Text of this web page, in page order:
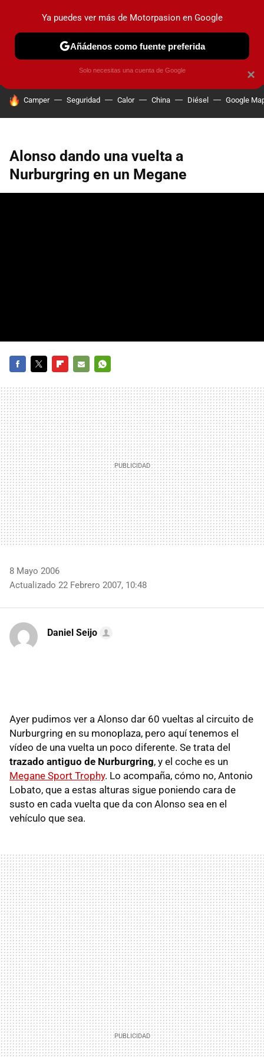
PRUEBAS COCHES ELÉCTRICOS OBSERVATORIO
HOY SE HABLA DE
Camper Seguridad Calor China Diésel Google
Alonso dando una vuelta a
Nurburgring en un Megane
MAIL
8 Mayo 2006
Actualizado 22 Febrero 2007, 10:48
Daniel Seijo
Ayer pudimos ver a Alonso dar 60 vueltas al circuito de
Nurburgring en su monoplaza, pero aquí tenemos el
vídeo de una vuelta un poco diferente. Se trata del
trazado antiguo de Nurburgring, y el coche es un
Megane Sport Trophy. Lo acompaña, cómo no, Antonio
Lobato, que a estas alturas sigue poniendo cara de
susto en cada vuelta que da con Alonso sea en el
vehículo que sea.
×
Ya puedes ver más de Motorpasion en Google
Añádenos como fuente preferida
Solo necesitas una cuenta de Google